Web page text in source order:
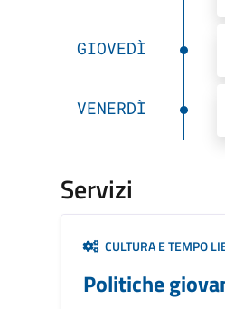
GIOVEDÌ
VENERDÌ
Servizi
CULTURA E TEMPO
Politiche